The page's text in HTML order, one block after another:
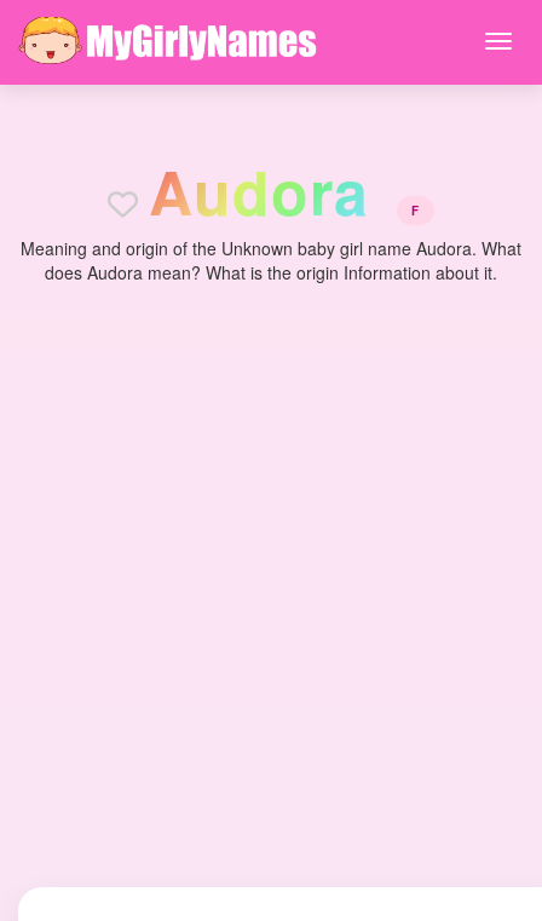
Audora F
Meaning and origin of the Unknown baby girl name Audora. What
does Audora mean? What is the origin Information about it.